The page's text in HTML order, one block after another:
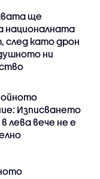
ще
националната
след като дрон
ни
Изписването
лева вече не е